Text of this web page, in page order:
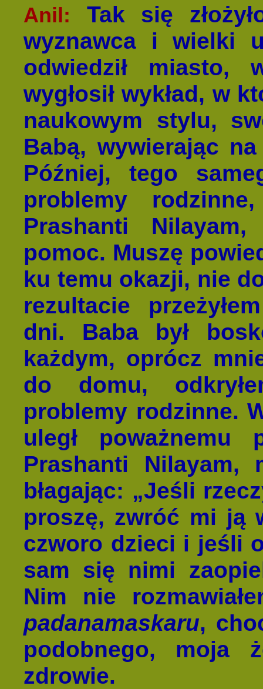
Anil:
Tak się
wyznawca i wielki
odwiedził miasto,
wygłosił wykład, w
naukowym stylu,
Babą, wywierając
Później, tego
problemy
Prashanti
pomoc. Muszę
ku temu okazji, nie
rezultacie
dni. Baba był
każdym, oprócz
do domu,
problemy rodzinne.
uległ
Prashanti Nilayam,
błagając: „Jeśli
proszę, zwróć mi ją
czworo dzieci i jeśli
sam się nimi
Nim nie
padanamaskaru,
podobnego, moja
zdrowie.